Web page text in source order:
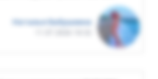
Наталья Бабушкина